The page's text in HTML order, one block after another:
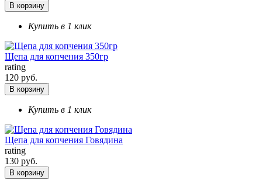
В корзину
Купить в 1 клик
Щепа для копчения 350гр
rating
120 руб.
В корзину
Купить в 1 клик
Щепа для копчения Говядина
rating
130 руб.
В корзину